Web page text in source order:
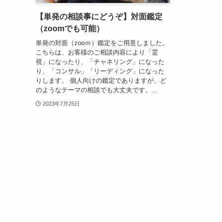
【単発の相談事にどうぞ】対面鑑定
（zoomでも可能）
単発の対面（zooｍ）鑑定をご用意しました。
こちらは、お客様のご相談内容により「霊
視」になったり、「チャネリング」になった
り、「コンサル」「リーディング」になった
りします。 個人向けの鑑定でありますが、ど
のようなテーマの相談でも大丈夫です。...
2023年7月25日